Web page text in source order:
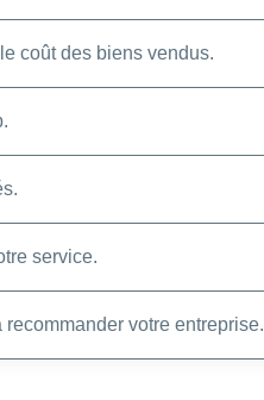
coût des biens vendus.
service.
votre entreprise.